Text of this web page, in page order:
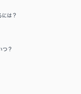
には？
つ？